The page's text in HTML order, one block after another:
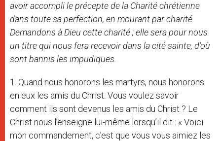
avoir accompli le précepte de la Charité chrétienne
dans toute sa perfection, en mourant par charité.
Demandons à Dieu cette charité ; elle sera pour nous
un titre qui nous fera recevoir dans la cité sainte, d’où
sont bannis les impudiques.
1. Quand nous honorons les martyrs, nous honorons
en eux les amis du Christ. Vous voulez savoir
comment ils sont devenus les amis du Christ ? Le
Christ nous l’enseigne lui-même lorsqu’il dit : « Voici
mon commandement, c’est que vous vous aimiez les